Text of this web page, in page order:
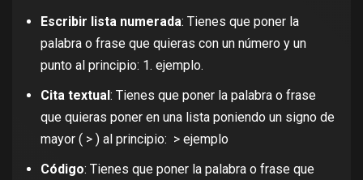
Escribir lista numerada: Tienes que poner la
palabra o frase que quieras con un número y un
punto al principio: 1. ejemplo.
Cita textual: Tienes que poner la palabra o frase
que quieras poner en una lista poniendo un signo de
mayor ( > ) al principio: > ejemplo
Código: Tienes que poner la palabra o frase que